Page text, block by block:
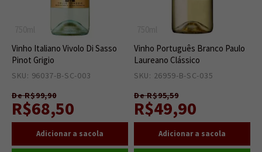
Vinho Italiano Vivolo Di Sasso
Pinot Grigio
SKU: 96037-B-SC-003
De R$99,90
R$68,50
Vinho Português Branco Paulo
Laureano Clássico
SKU: 26959-B-SC-035
De R$95,59
R$49,90